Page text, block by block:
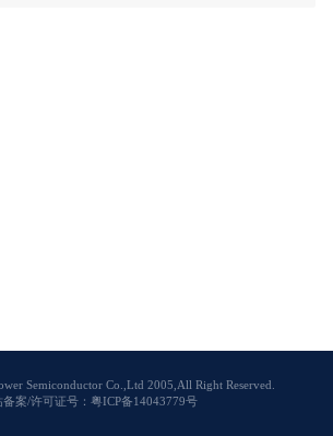
Semiconductor Co.,Ltd 2005,All Right Reserved.
备案/许可证号：粤ICP备14043779号